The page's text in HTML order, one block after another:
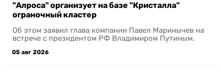
"Алроса" организует на базе "Кристалла"
ограночный кластер
Об этом заявил глава компании Павел Маринычев на
встрече с президентом РФ Владимиром Путиным.
05 авг 2026